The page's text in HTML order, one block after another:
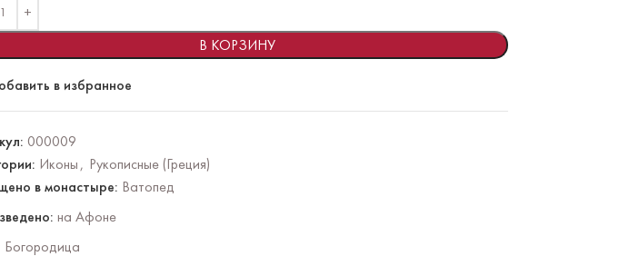
В КОРЗИНУ
в избранное
000009
Иконы, Рукописные (Греция)
в монастыре: Ватопед
на Афоне
Богородица